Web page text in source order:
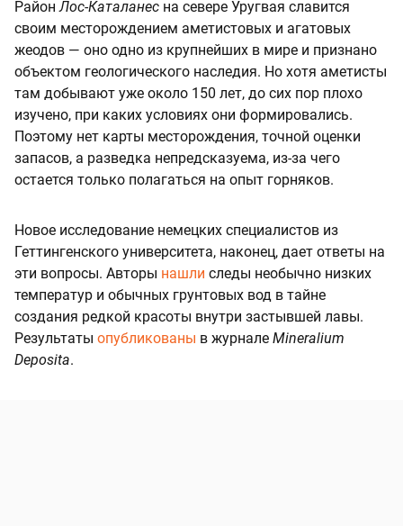
РайонЛос-Каталанес на севере Уругвая славится
своим месторождением аметистовых и агатовых
жеодов — оно одно из крупнейших в мире и признано
объектом геологического наследия. Но хотя аметисты
там добывают уже около 150 лет, до сих пор плохо
изучено, при каких условиях они формировались.
Поэтому нет карты месторождения, точной оценки
запасов, а разведка непредсказуема, из-за чего
остается только полагаться на опыт горняков.
Новое исследование немецких специалистов из
Геттингенского университета, наконец, дает ответы на
эти вопросы. Авторы нашли следы необычно низких
температур и обычных грунтовых вод в тайне
создания редкой красоты внутри застывшей лавы.
Результаты опубликованы в журнале Mineralium
Deposita.